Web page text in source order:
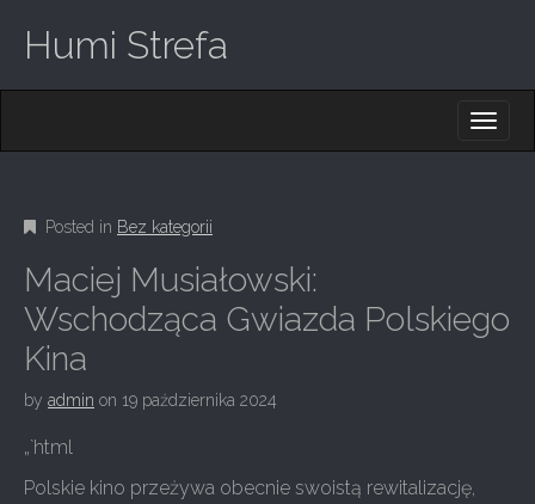
Humi Strefa
M
E
N
U
C
N
T
E
N
T
Posted in Bez kategorii
Maciej Musiałowski:
Wschodząca Gwiazda Polskiego
Kina
by admin on 19 października 2024
„`html
Polskie kino przeżywa obecnie swoistą rewitalizację,